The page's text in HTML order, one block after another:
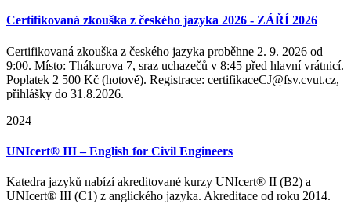
Certifikovaná zkouška z českého jazyka 2026 - ZÁŘÍ 2026
Certifikovaná zkouška z českého jazyka proběhne 2. 9. 2026 od
9:00. Místo: Thákurova 7, sraz uchazečů v 8:45 před hlavní vrátnicí.
Poplatek 2 500 Kč (hotově). Registrace: certifikaceCJ@fsv.cvut.cz,
přihlášky do 31.8.2026.
2024
UNIcert® III – English for Civil Engineers
Katedra jazyků nabízí akreditované kurzy UNIcert® II (B2) a
UNIcert® III (C1) z anglického jazyka. Akreditace od roku 2014.